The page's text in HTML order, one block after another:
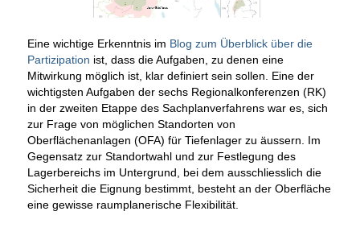
Eine wichtige Erkenntnis im Blog zum Überblick über die
Partizipation ist, dass die Aufgaben, zu denen eine
Mitwirkung möglich ist, klar definiert sein sollen. Eine der
wichtigsten Aufgaben der sechs Regionalkonferenzen (RK)
in der zweiten Etappe des Sachplanverfahrens war es, sich
zur Frage von möglichen Standorten von
Oberflächenanlagen (OFA) für Tiefenlager zu äussern. Im
Gegensatz zur Standortwahl und zur Festlegung des
Lagerbereichs im Untergrund, bei dem ausschliesslich die
Sicherheit die Eignung bestimmt, besteht an der Oberfläche
eine gewisse raumplanerische Flexibilität.